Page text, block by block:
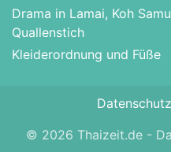
Drama in Lamai, Koh
Quallenstich
Kleiderordnung und Füße
Datenschutz
© 2026 Thaizeit.de -